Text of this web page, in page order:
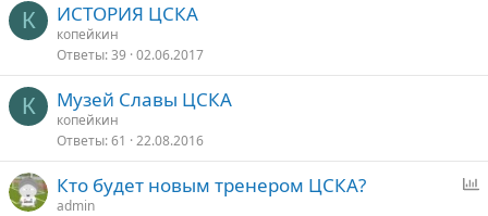
К ИСТОРИЯ ЦСКА
копейкин
Ответы 39 02.06.2017
К Музей Славы ЦСКА
копейкин
Ответы 61 22.08.2016
Кто будет новым тренером ЦСКА?
admin